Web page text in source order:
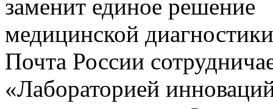
заменит единое решение
медицинской
Почта России
«Лабораторией